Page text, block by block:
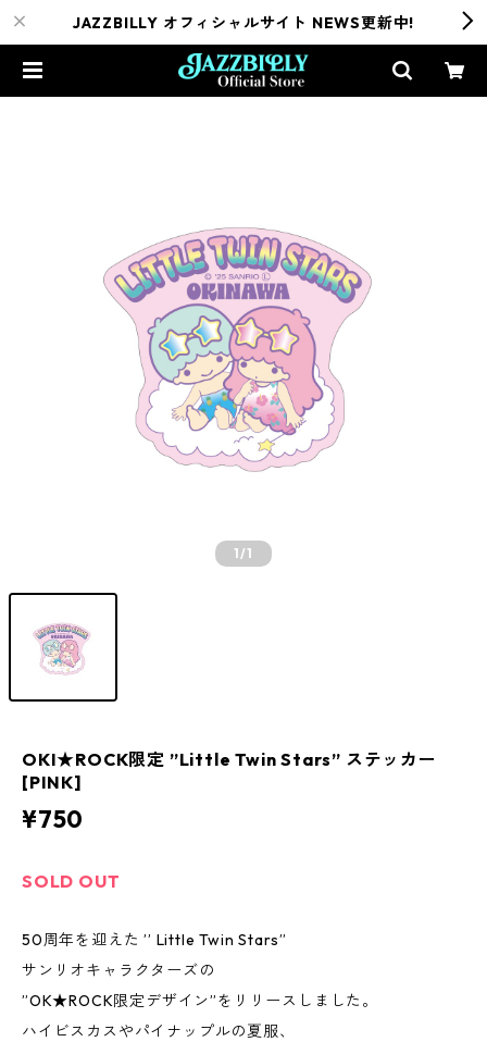
JAZZBILLY オフィシャルサイト NEWS更新中!
1/1
OKI★ROCK限定 ”Little Twin Stars” ステッカー
[PINK]
¥750
SOLD OUT
50周年を迎えた ’’ Little Twin Stars”
サンリオキャラクターズの
”OK★ROCK限定デザイン”をリリースしました。
ハイビスカスやパイナップルの夏服、